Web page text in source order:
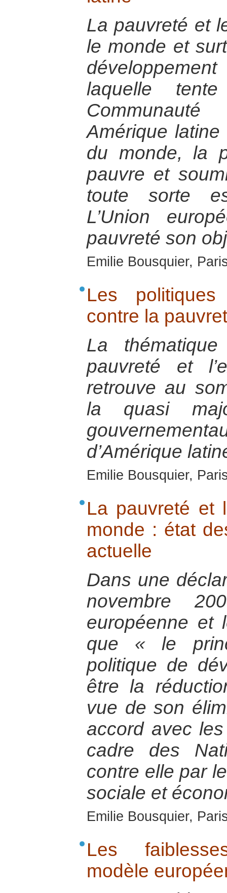
La pauvreté et
le monde et
laquelle
Amérique
du monde, la
pauvre et
toute sorte
L’Union
pauvreté son
Emilie Bousquier,
Les
contre la
La
pauvreté et
retrouve au
la quasi
d’Amérique
Emilie Bousquier,
La pauvreté et
monde : état
actuelle
Dans une
novembre
européenne et
que « le
politique de
être la
vue de son
accord avec
cadre des
contre elle par
sociale et
Emilie Bousquier,
Les
modèle